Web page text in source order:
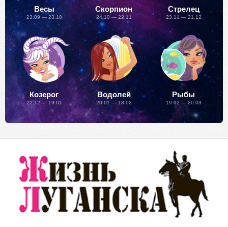
Весы
23.09 — 23.10
Скорпион
24.10 — 22.11
Стрелец
23.11 — 21.12
Козерог
22.12 — 19.01
Водолей
20.01 — 18.02
Рыбы
19.02 — 20.03